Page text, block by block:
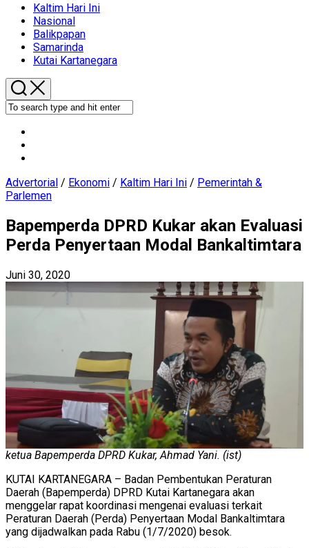
Current
Page
Parent
Kaltim Hari Ini
Nasional
Balikpapan
Samarinda
Kutai Kartanegara
Advertorial / Ekonomi / Kaltim Hari Ini / Pemerintah &
Parlemen
Bapemperda DPRD Kukar akan Evaluasi
Perda Penyertaan Modal Bankaltimtara
Juni 30, 2020
ketua Bapemperda DPRD Kukar, Ahmad Yani. (ist)
KUTAI KARTANEGARA – Badan Pembentukan Peraturan
Daerah (Bapemperda) DPRD Kutai Kartanegara akan
menggelar rapat koordinasi mengenai evaluasi terkait
Peraturan Daerah (Perda) Penyertaan Modal Bankaltimtara
yang dijadwalkan pada Rabu (1/7/2020) besok.